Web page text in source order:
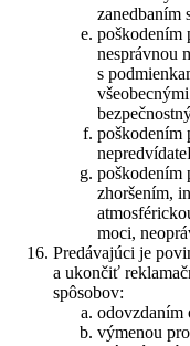
zanedbaním
poškodením
nesprávnou
s
poškodením
poškodením
zhoršením,
moci,
Predávajúci je
a ukončiť
spôsobov:
odovzdaním
výmenou